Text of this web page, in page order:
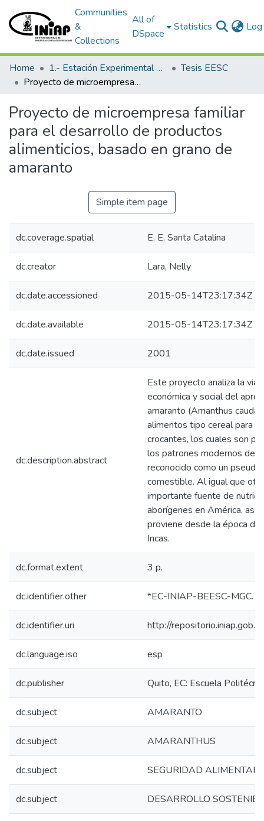
Communities
&
Collections
All of
DSpace
Statistics
Home 1.- Estación Experimental Santa Catalina
Tesis EESC
Proyecto de microempresa familiar para el desarrollo de productos alimenticios, basado en grano de amaranto
Proyecto de microempresa familiar
para el desarrollo de productos
alimenticios, basado en grano de
amaranto
Simple item page
dc.coverage.spatial E. E. Santa Catalina
dc.creator Lara, Nelly
dc.date.accessioned 2015-05-14T23:17:34Z
dc.date.available 2015-05-14T23:17:34Z
dc.date.issued 2001
dc.description.abstract
Este proyecto analiza la
económica y social del
amaranto (Amanthus
alimentos tipo cereal para
crocantes, los cuales son
los patrones modernos de
reconocido como un
comestible. Al igual que
importante fuente de
aborígenes en América, así
proviene desde la época
Incas.
dc.format.extent 3 p.
dc.identifier.other *EC-INIAP-BEESC-MGC.
dc.identifier.uri http://
dc.language.iso esp
dc.publisher Quito, EC: Escuela
dc.subject AMARANTO
dc.subject AMARANTHUS
dc.subject SEGURIDAD
dc.subject DESARROLLO